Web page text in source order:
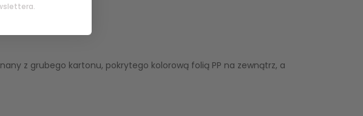
z grubego kartonu, pokrytego kolorową folią PP na zewnątrz, a